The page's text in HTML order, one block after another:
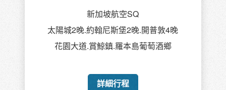
新加坡航空SQ
太陽城2晚.約翰尼斯堡2晚.開普敦4晚
花園大道.賞鯨鎮.羅本島葡萄酒鄉
詳細行程